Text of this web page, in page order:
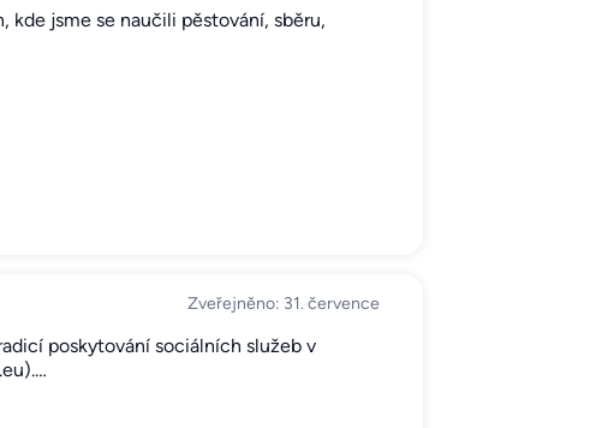
kde jsme se naučili pěstování, sběru,
Zveřejněno: 31. července
poskytování sociálních služeb v